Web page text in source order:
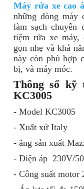
Máy rửa xe cao
những dòng máy
làm sạch chuyên
tiệm rửa xe
gọn nhẹ và khả
này còn phù hợp
bị, và máy móc.
Thông số kỹ
KC3005
- Model KC3005
- Xuất xứ Italy
- ãng sản xuất
- Điện áp 230V/
- Công suất motor